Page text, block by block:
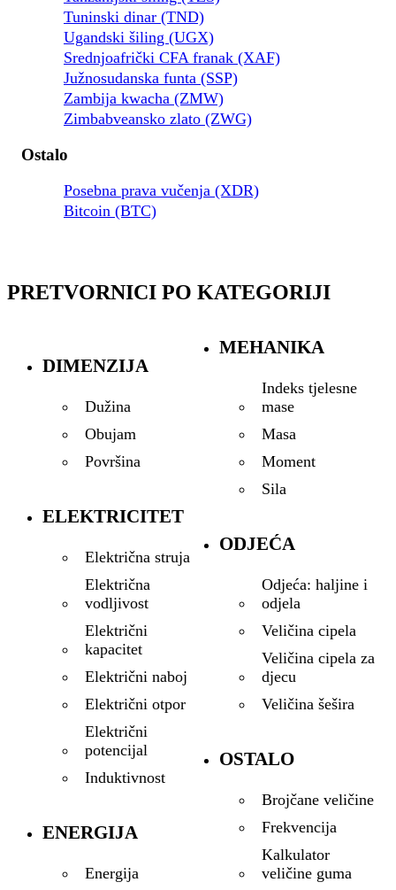
Tuninski dinar (TND)
Ugandski šiling (UGX)
Srednjoafrički CFA franak (XAF)
Južnosudanska funta (SSP)
Zambija kwacha (ZMW)
Zimbabveansko zlato (ZWG)
Ostalo
Posebna prava vučenja (XDR)
Bitcoin (BTC)
PRETVORNICI PO KATEGORIJI
DIMENZIJA
Dužina
Obujam
Površina
ELEKTRICITET
Električna struja
Električna
vodljivost
Električni
kapacitet
Električni naboj
Električni otpor
Električni
potencijal
Induktivnost
ENERGIJA
Energija
MEHANIKA
Indeks tjelesne
mase
Masa
Moment
Sila
ODJEĆA
Odjeća: haljine i
odjela
Veličina cipela
Veličina cipela za
djecu
Veličina šešira
OSTALO
Brojčane veličine
Frekvencija
Kalkulator
veličine guma